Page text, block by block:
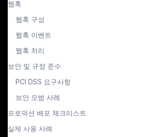
웹훅
웹훅 구성
웹훅 이벤트
웹훅 처리
보안 및 규정 준수
PCI DSS 요구사항
보안 모범 사례
프로덕션 배포 체크리스트
실제 사용 사례